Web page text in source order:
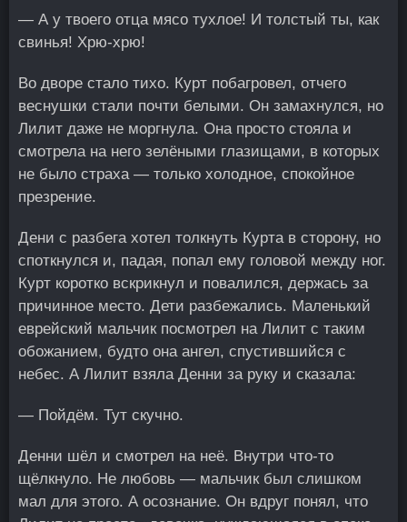
— А у твоего отца мясо тухлое! И толстый ты, как
свинья! Хрю-хрю!
Во дворе стало тихо. Курт побагровел, отчего
веснушки стали почти белыми. Он замахнулся, но
Лилит даже не моргнула. Она просто стояла и
смотрела на него зелёными глазищами, в которых
не было страха — только холодное, спокойное
презрение.
Дени с разбега хотел толкнуть Курта в сторону, но
споткнулся и, падая, попал ему головой между ног.
Курт коротко вскрикнул и повалился, держась за
причинное место. Дети разбежались. Маленький
еврейский мальчик посмотрел на Лилит с таким
обожанием, будто она ангел, спустившийся с
небес. А Лилит взяла Денни за руку и сказала:
— Пойдём. Тут скучно.
Денни шёл и смотрел на неё. Внутри что-то
щёлкнуло. Не любовь — мальчик был слишком
мал для этого. А осознание. Он вдруг понял, что